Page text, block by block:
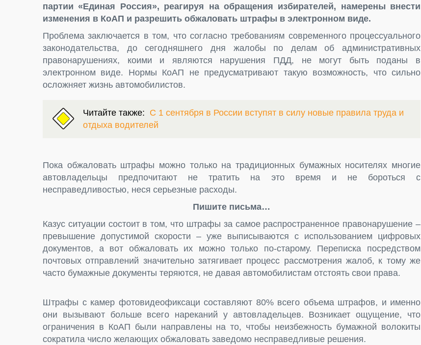
партии «Единая Россия», реагируя на обращения избирателей, намерены внести
изменения в КоАП и разрешить обжаловать штрафы в электронном виде.
Проблема заключается в том, что согласно требованиям современного процессуального
законодательства, до сегодняшнего дня жалобы по делам об административных
правонарушениях, коими и являются нарушения ПДД, не могут быть поданы в
электронном виде. Нормы КоАП не предусматривают такую возможность, что сильно
осложняет жизнь автомобилистов.
Читайте также: С 1 сентября в России вступят в силу новые правила труда и
отдыха водителей
Пока обжаловать штрафы можно только на традиционных бумажных носителях многие
автовладельцы предпочитают не тратить на это время и не бороться с
несправедливостью, неся серьезные расходы.
Пишите письма…
Казус ситуации состоит в том, что штрафы за самое распространенное правонарушение –
превышение допустимой скорости – уже выписываются с использованием цифровых
документов, а вот обжаловать их можно только по-старому. Переписка посредством
почтовых отправлений значительно затягивает процесс рассмотрения жалоб, к тому же
часто бумажные документы теряются, не давая автомобилистам отстоять свои права.
Штрафы с камер фотовидеофиксаци составляют 80% всего объема штрафов, и именно
они вызывают больше всего нареканий у автовладельцев. Возникает ощущение, что
ограничения в КоАП были направлены на то, чтобы неизбежность бумажной волокиты
сократила число желающих обжаловать заведомо несправедливые решения.